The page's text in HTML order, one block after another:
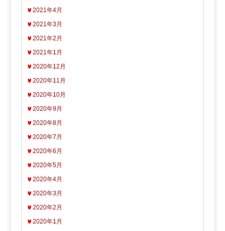
2021年4月
2021年3月
2021年2月
2021年1月
2020年12月
2020年11月
2020年10月
2020年9月
2020年8月
2020年7月
2020年6月
2020年5月
2020年4月
2020年3月
2020年2月
2020年1月